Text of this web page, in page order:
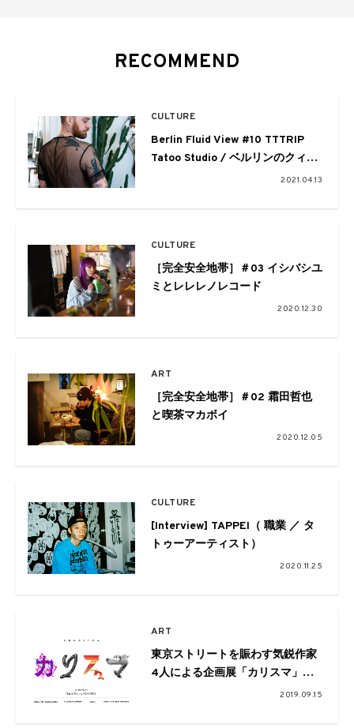
RECOMMEND
CULTURE
Berlin Fluid View #10 TTTRIP
Tatoo Studio / ベルリンのクィア
2021.04.13
CULTURE
［完全安全地帯］＃03 イシバシユ
ミとレレレノレコード
2020.12.30
ART
［完全安全地帯］＃02 霜田哲也
と喫茶マカボイ
2020.12.05
CULTURE
[Interview] TAPPEI（ 職業 ／ タ
トゥーアーティスト）
2020.11.25
ART
東京ストリートを賑わす気鋭作家
4人による企画展「カリスマ」が
2019.09.15